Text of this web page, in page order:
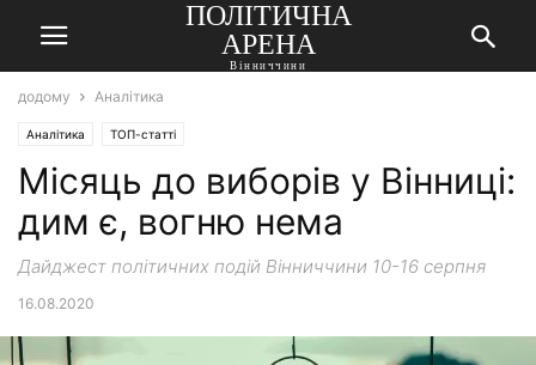
ПОЛІТИЧНА
АРЕНА
Вінниччини
додому Аналітика
Аналітика ТОП-статті
Місяць до виборів у Вінниці:
дим є, вогню нема
Дайджест політичних подій Вінниччини 10-16 серпня
16.08.2020